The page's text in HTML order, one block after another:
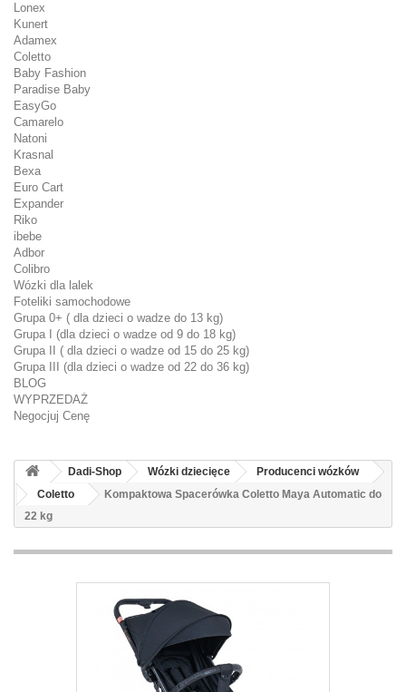
Lonex
Kunert
Adamex
Coletto
Baby Fashion
Paradise Baby
EasyGo
Camarelo
Natoni
Krasnal
Bexa
Euro Cart
Expander
Riko
ibebe
Adbor
Colibro
Wózki dla lalek
Foteliki samochodowe
Grupa 0+ ( dla dzieci o wadze do 13 kg)
Grupa I (dla dzieci o wadze od 9 do 18 kg)
Grupa II ( dla dzieci o wadze od 15 do 25 kg)
Grupa III (dla dzieci o wadze od 22 do 36 kg)
BLOG
WYPRZEDAŻ
Negocjuj Cenę
Dadi-Shop Wózki dziecięce
Producenci wózków
Coletto
Kompaktowa Spacerówka Coletto Maya Automatic do
22 kg